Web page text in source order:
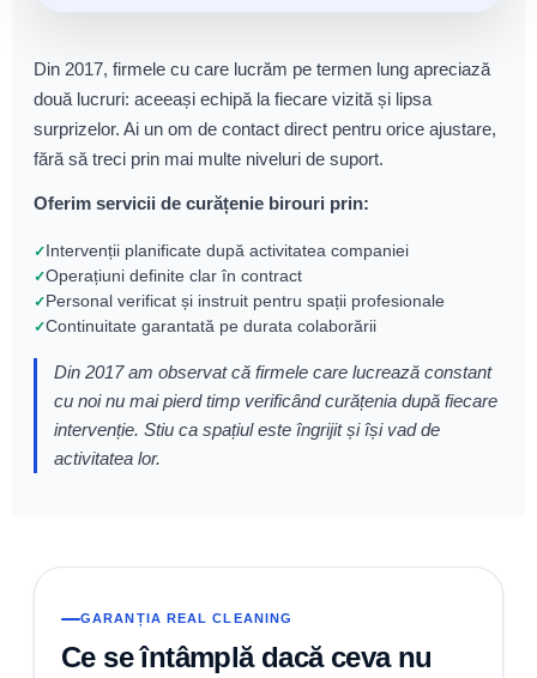
Din 2017, firmele cu care lucrăm pe termen lung apreciază
două lucruri: aceeași echipă la fiecare vizită și lipsa
surprizelor. Ai un om de contact direct pentru orice ajustare,
fără să treci prin mai multe niveluri de suport.
Oferim servicii de curățenie birouri prin:
Intervenții planificate după activitatea companiei
Operațiuni definite clar în contract
Personal verificat și instruit pentru spații profesionale
Continuitate garantată pe durata colaborării
Din 2017 am observat că firmele care lucrează constant
cu noi nu mai pierd timp verificând curățenia după fiecare
intervenție. Stiu ca spațiul este îngrijit și își vad de
activitatea lor.
GARANȚIA REAL CLEANING
Ce se întâmplă dacă ceva nu